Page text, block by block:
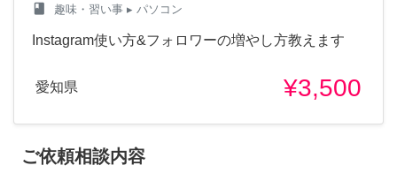
class 趣味・習い事 ▸ パソコン
Instagram使い方&フォロワーの増やし方教えます
愛知県 ¥3,500
ご依頼相談内容